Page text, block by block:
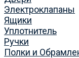
Электроклапаны
Ящики
Уплотнитель
Ручки
Полки и